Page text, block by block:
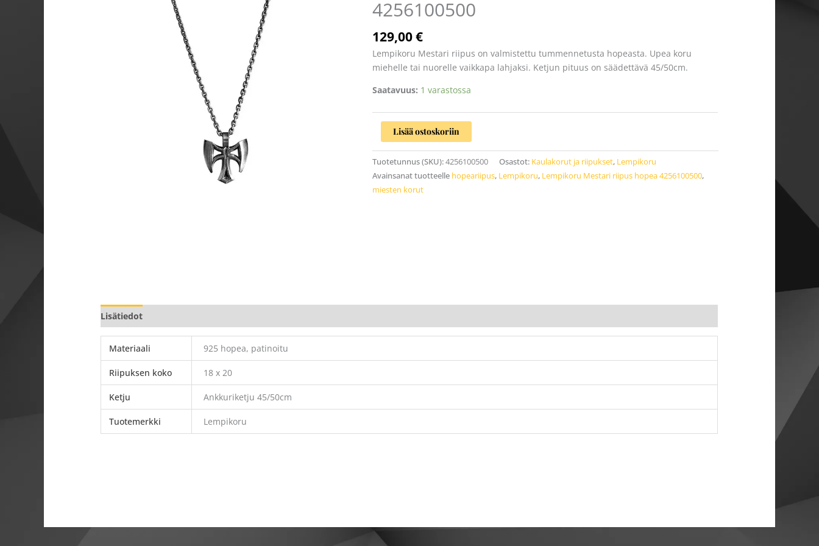
4256100500
129,00€
Lempikoru Mestari riipus on valmistettu tummennetusta hopeasta. Upea koru
miehelle tai nuorelle vaikkapa lahjaksi. Ketjun pituus on säädettävä 45/50cm.
Saatavuus: 1 varastossa
4256100500
määrä
Lisää ostoskoriin
Tuotetunnus (SKU):4256100500 Osastot: Kaulakorut ja riipukset, Lempikoru
Avainsanat tuotteelle hopeariipus, Lempikoru, Lempikoru Mestari riipus hopea 4256100500,
miesten korut
Lisätiedot
Materiaali 925 hopea, patinoitu
Riipuksen koko 18 x 20
Ketju Ankkuriketju 45/50cm
Tuotemerkki Lempikoru